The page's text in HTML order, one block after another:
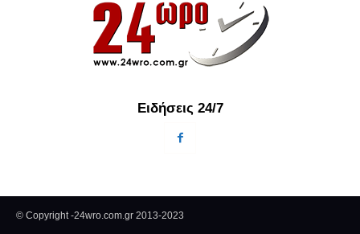
Ειδήσεις 24/7
© Copyright -24wro.com.gr 2013-2023